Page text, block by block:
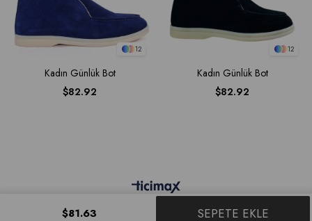
12
Kadın Günlük Bot
$82.92
12
Kadın Günlük Bot
$82.92
$81.63